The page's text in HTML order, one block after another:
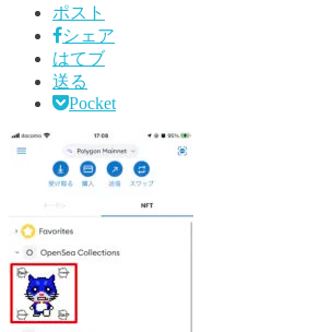
ポスト
シェア
はてブ
送る
Pocket